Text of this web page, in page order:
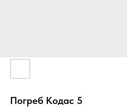
Погреб Кодас 5